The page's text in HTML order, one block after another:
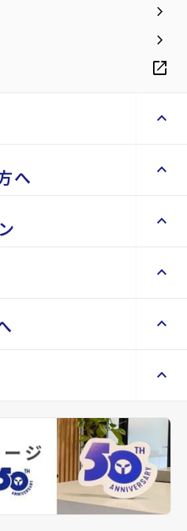
keyboard_arrow_right
keyboard_arrow_right
open_in_new
keyboard_arrow_up
keyboard_arrow_right
train
路線から探す
keyboard_arrow_right
へ keyboard_arrow_up
keyboard_arrow_right
keyboard_arrow_right
keyboard_arrow_right
keyboard_arrow_right
keyboard_arrow_up
keyboard_arrow_right
keyboard_arrow_right
keyboard_arrow_up
keyboard_arrow_right
keyboard_arrow_right
keyboard_arrow_right
keyboard_arrow_right
keyboard_arrow_up
keyboard_arrow_right
keyboard_arrow_right
keyboard_arrow_right
keyboard_arrow_right
open_in_new
keyboard_arrow_up
keyboard_arrow_right
keyboard_arrow_right
（PDF）
泉区将監9丁目
南北線/泉中央駅 徒歩14分
バス停『将監九丁目』から徒